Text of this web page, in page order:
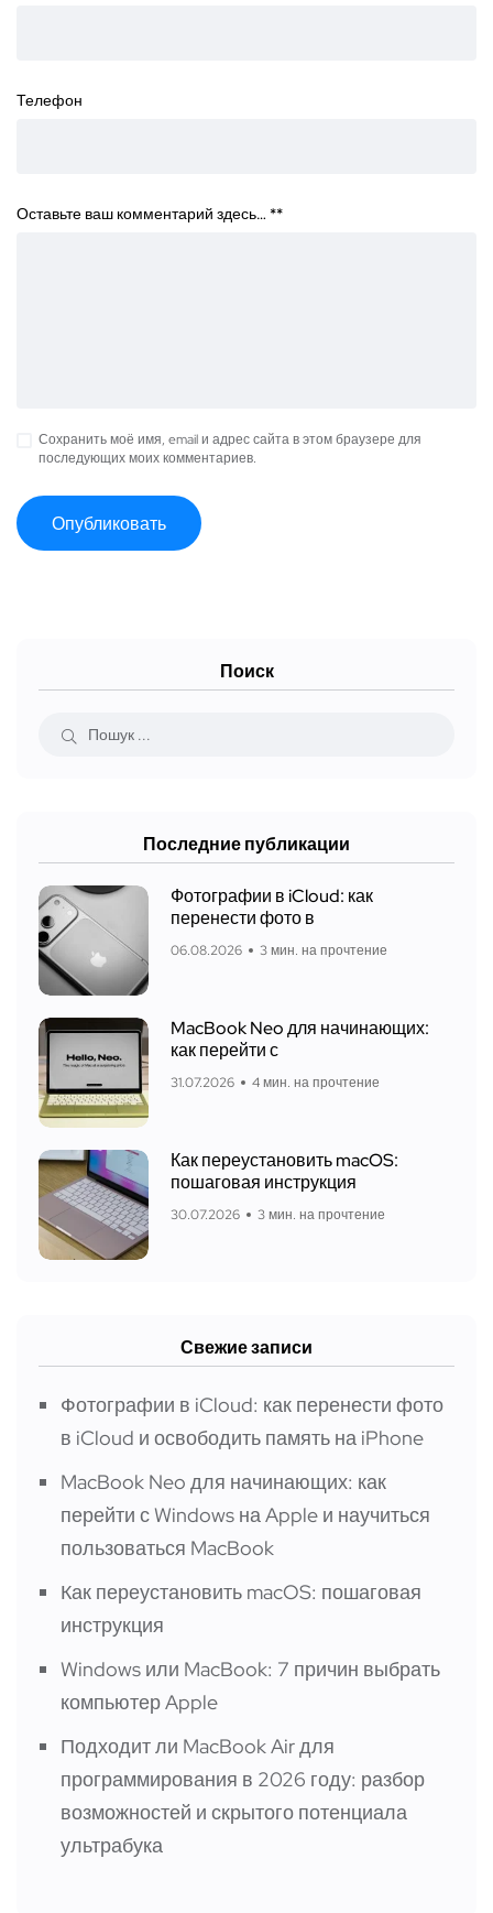
Телефон
Оставьте ваш комментарий здесь… **
Сохранить моё имя, email и адрес сайта в этом браузере для
последующих моих комментариев.
Поиск
Последние публикации
Фотографии в iCloud: как
перенести фото в
06.08.2026 3 мин. на прочтение
MacBook Neo для начинающих:
как перейти с
31.07.2026 4 мин. на прочтение
Как переустановить macOS:
пошаговая инструкция
30.07.2026 3 мин. на прочтение
Свежие записи
Фотографии в iCloud: как перенести фото
в iCloud и освободить память на iPhone
MacBook Neo для начинающих: как
перейти с Windows на Apple и научиться
пользоваться MacBook
Как переустановить macOS: пошаговая
инструкция
Windows или MacBook: 7 причин выбрать
компьютер Apple
Подходит ли MacBook Air для
программирования в 2026 году: разбор
возможностей и скрытого потенциала
ультрабука